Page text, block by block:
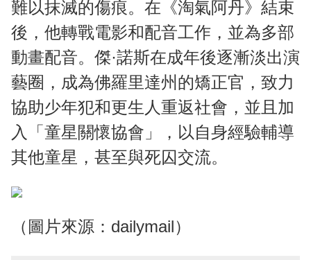
難以抹滅的傷痕。在《淘氣阿丹》結束
後，他轉戰電影和配音工作，並為多部
動畫配音。傑·諾斯在成年後逐漸淡出演
藝圈，成為佛羅里達州的矯正官，致力
協助少年犯和更生人重返社會，並且加
入「童星關懷協會」，以自身經驗輔導
其他童星，甚至與死囚交流。
（圖片來源：dailymail）